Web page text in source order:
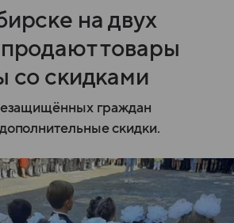
на двух
товары
со скидками
граждан
скидки.